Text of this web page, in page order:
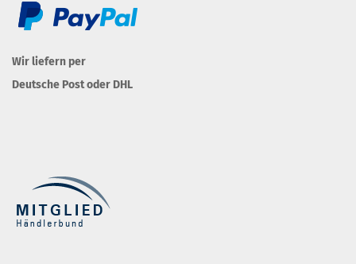
Wir liefern per
Deutsche Post oder DHL